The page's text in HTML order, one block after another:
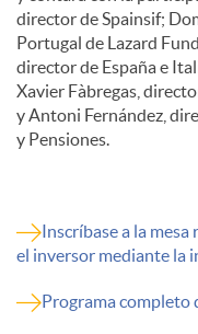
director de Spainsif;
Portugal de Lazard
director de España e
Xavier Fàbregas,
y Antoni Fernández,
y Pensiones.
Inscríbase a la
el inversor mediante la
Programa completo